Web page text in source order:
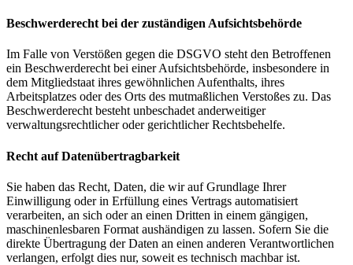
Beschwerde­recht bei der zuständigen Aufsichts­behörde
Im Falle von Verstößen gegen die DSGVO steht den Betroffenen
ein Beschwerderecht bei einer Aufsichtsbehörde, insbesondere in
dem Mitgliedstaat ihres gewöhnlichen Aufenthalts, ihres
Arbeitsplatzes oder des Orts des mutmaßlichen Verstoßes zu. Das
Beschwerderecht besteht unbeschadet anderweitiger
verwaltungsrechtlicher oder gerichtlicher Rechtsbehelfe.
Recht auf Daten­übertrag­barkeit
Sie haben das Recht, Daten, die wir auf Grundlage Ihrer
Einwilligung oder in Erfüllung eines Vertrags automatisiert
verarbeiten, an sich oder an einen Dritten in einem gängigen,
maschinenlesbaren Format aushändigen zu lassen. Sofern Sie die
direkte Übertragung der Daten an einen anderen Verantwortlichen
verlangen, erfolgt dies nur, soweit es technisch machbar ist.